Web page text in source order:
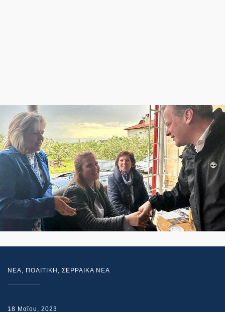
NEA, ΠΟΛΙΤΙΚΗ , ΣΕΡΡΑΙΚΑ ΝΕΑ
18 Μαΐου, 2023